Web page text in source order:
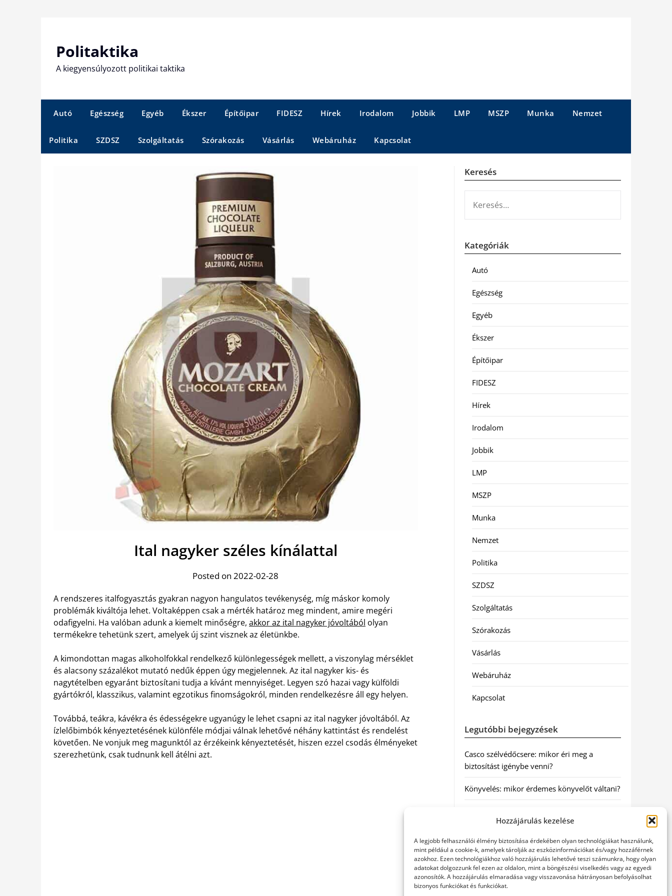
Hozzájárulás kezelése
A legjobb felhasználói élmény biztosítása érdekében olyan technológiákat használunk,
mint például a cookie-k, amelyek tárolják az eszközinformációkat és/vagy hozzáférnek
azokhoz. Ezen technológiákhoz való hozzájárulás lehetővé teszi számunkra, hogy olyan
adatokat dolgozzunk fel ezen az oldalon, mint a böngészési viselkedés vagy az egyedi
azonosítók. A hozzájárulás elmaradása vagy visszavonása hátrányosan befolyásolhat
bizonyos funkciókat és funkciókat.
Politaktika
A kiegyensúlyozott politikai taktika
Autó Egészség Egyéb Ékszer Építőipar FIDESZ Hírek Irodalom Jobbik LMP MSZP Munka Nemzet
Politika SZDSZ Szolgáltatás Szórakozás Vásárlás Webáruház Kapcsolat
Ital nagyker széles kínálattal
Posted on 2022-02-28
A rendszeres italfogyasztás gyakran nagyon hangulatos tevékenység, míg máskor komoly
problémák kiváltója lehet. Voltaképpen csak a mérték határoz meg mindent, amire megéri
odafigyelni. Ha valóban adunk a kiemelt minőségre, akkor az ital nagyker jóvoltából olyan
termékekre tehetünk szert, amelyek új szint visznek az életünkbe.
A kimondottan magas alkoholfokkal rendelkező különlegességek mellett, a viszonylag mérséklet
és alacsony százalékot mutató nedűk éppen úgy megjelennek. Az ital nagyker kis- és
nagytételben egyaránt biztosítani tudja a kívánt mennyiséget. Legyen szó hazai vagy külföldi
gyártókról, klasszikus, valamint egzotikus finomságokról, minden rendelkezésre áll egy helyen.
Továbbá, teákra, kávékra és édességekre ugyanúgy le lehet csapni az ital nagyker jóvoltából. Az
ízlelőbimbók kényeztetésének különféle módjai válnak lehetővé néhány kattintást és rendelést
követően. Ne vonjuk meg magunktól az érzékeink kényeztetését, hiszen ezzel csodás élményeket
szerezhetünk, csak tudnunk kell átélni azt.
Keresés
Kategóriák
Autó
Egészség
Egyéb
Ékszer
Építőipar
FIDESZ
Hírek
Irodalom
Jobbik
LMP
MSZP
Munka
Nemzet
Politika
SZDSZ
Szolgáltatás
Szórakozás
Vásárlás
Webáruház
Kapcsolat
Legutóbbi bejegyzések
Casco szélvédőcsere: mikor éri meg a
biztosítást igénybe venni?
Könyvelés: mikor érdemes könyvelőt váltani?
szakszerű jogi háttér a biztonságos
Munkajogi ügyvéd: miért nem érdemes várni
a jogi segítséggel